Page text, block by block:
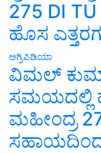
275 DI
ಹೊಸ
ಅಗ್ರಿಪಿಡಿಯಾ
ವಿಮಲ್
ಸಮಯದಲ್ಲಿ
ಮಹೀಂದ್ರ